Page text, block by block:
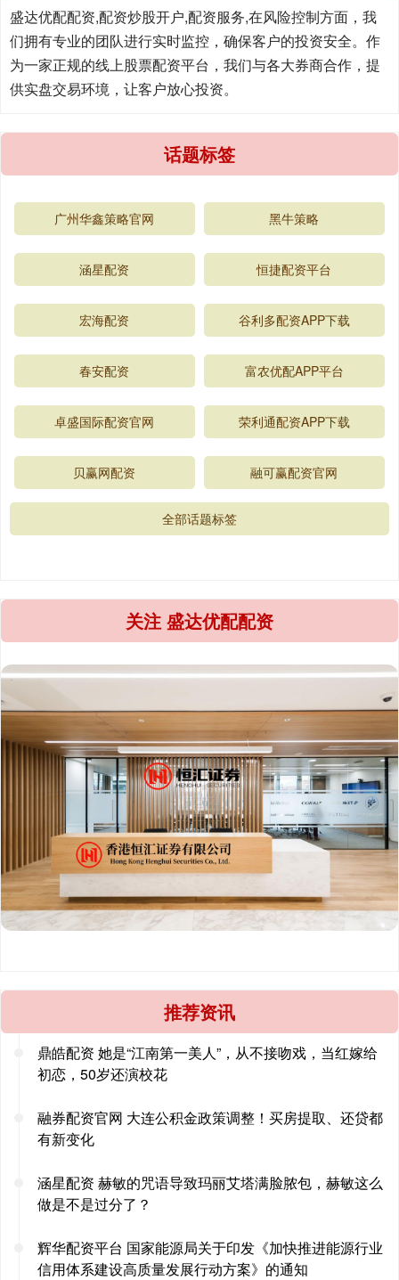
盛达优配配资,配资炒股开户,配资服务,在风险控制方面，我
们拥有专业的团队进行实时监控，确保客户的投资安全。作
为一家正规的线上股票配资平台，我们与各大券商合作，提
供实盘交易环境，让客户放心投资。
话题标签
广州华鑫策略官网 黑牛策略
涵星配资 恒捷配资平台
宏海配资 谷利多配资APP下载
春安配资 富农优配APP平台
卓盛国际配资官网 荣利通配资APP下载
贝赢网配资 融可赢配资官网
全部话题标签
关注 盛达优配配资
推荐资讯
鼎皓配资 她是“江南第一美人”，从不接吻戏，当红嫁给
初恋，50岁还演校花
融券配资官网 大连公积金政策调整！买房提取、还贷都
有新变化
涵星配资 赫敏的咒语导致玛丽艾塔满脸脓包，赫敏这么
做是不是过分了？
辉华配资平台 国家能源局关于印发《加快推进能源行业
信用体系建设高质量发展行动方案》的通知